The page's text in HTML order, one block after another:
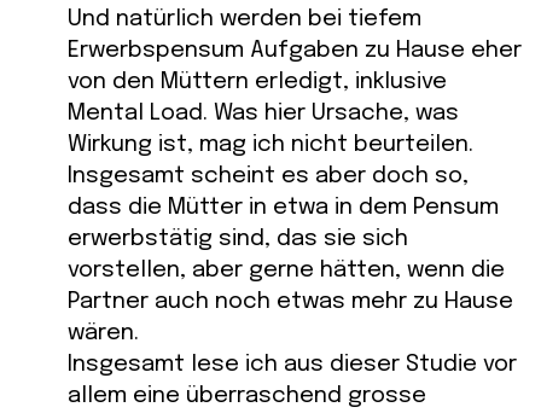
Und natürlich werden bei tiefem
Erwerbspensum Aufgaben zu Hause eher
von den Müttern erledigt, inklusive
Mental Load. Was hier Ursache, was
Wirkung ist, mag ich nicht beurteilen.
Insgesamt scheint es aber doch so,
dass die Mütter in etwa in dem Pensum
erwerbstätig sind, das sie sich
vorstellen, aber gerne hätten, wenn die
Partner auch noch etwas mehr zu Hause
wären.
Insgesamt lese ich aus dieser Studie vor
allem eine überraschend grosse